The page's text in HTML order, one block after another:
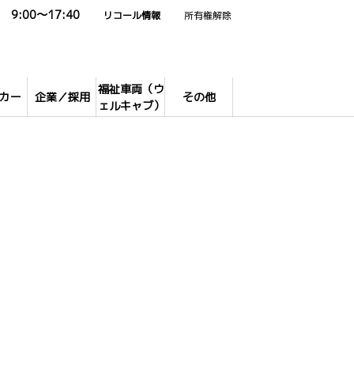
ー 企業／採用
福祉車両（ウ
ェルキャブ）
その他
9:00～17:40 リコール情報 所有権解除